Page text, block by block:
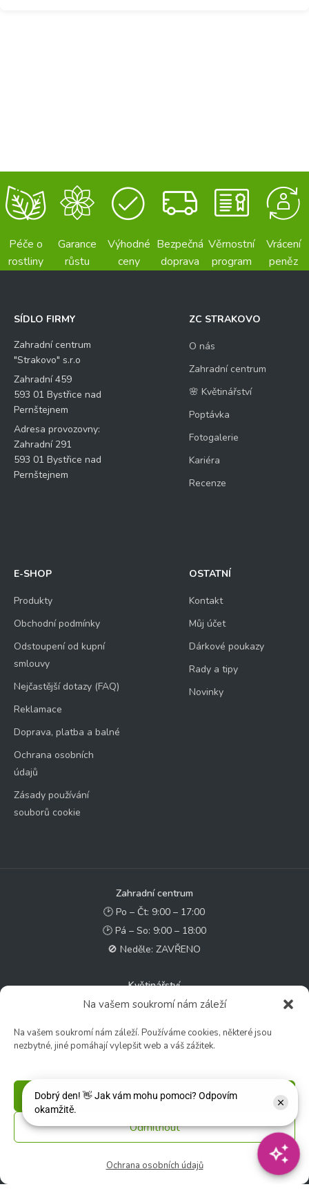
Na vašem soukromí nám záleží
Na vašem soukromí nám záleží. Používáme cookies, některé jsou
nezbytné, jiné pomáhají vylepšit web a váš zážitek.
Příjmout
Odmítnout
Ochrana osobních údajů
Péče o
rostliny
Garance
růstu
Výhodné
ceny
Bezpečná
doprava
Věrnostní
program
Vrácení
peněz
SÍDLO FIRMY
Zahradní centrum
"Strakovo" s.r.o
Zahradní 459
593 01 Bystřice nad
Pernštejnem
Adresa provozovny:
Zahradní 291
593 01 Bystřice nad
Pernštejnem
ZC STRAKOVO
O nás
Zahradní centrum
🌸 Květinářství
Poptávka
Fotogalerie
Kariéra
Recenze
E-SHOP
Produkty
Obchodní podmínky
Odstoupení od kupní
smlouvy
Nejčastější dotazy (FAQ)
Reklamace
Doprava, platba a balné
Ochrana osobních
údajů
Zásady používání
souborů cookie
OSTATNÍ
Kontakt
Můj účet
Dárkové poukazy
Rady a tipy
Novinky
Zahradní centrum
🕑 Po – Čt: 9:00 – 17:00
🕑 Pá – So: 9:00 – 18:00
🚫 Neděle: ZAVŘENO
Květinářství
🕑 Ut – Pá: 9:00 - 12:00 │ 13:00 - 17:00
🚫 Ne - Po: ZAVŘENO
✉️ e-shop@zcstrakovo.cz
Sledujte nás: